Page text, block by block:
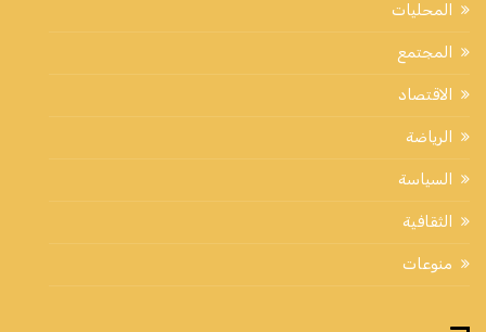
المحليات
المجتمع
الاقتصاد
الرياضة
السياسة
الثقافية
منوعات